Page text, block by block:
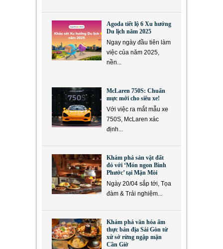
Agoda tiết lộ 6 Xu hướng
Du lịch năm 2025
Ngay ngày đầu tiên làm
việc của năm 2025,
nền...
McLaren 750S: Chuẩn
mực mới cho siêu xe!
Với việc ra mắt mẫu xe
750S, McLaren xác
định...
Khám phá sản vật đất
đỏ với ‘Món ngon Bình
Phước’ tại Mặn Mòi
Ngày 20/04 sắp tới, Tọa
đàm & Trải nghiệm...
Khám phá văn hóa ẩm
thực bản địa Sài Gòn từ
xứ sở rừng ngập mặn
Cần Giờ